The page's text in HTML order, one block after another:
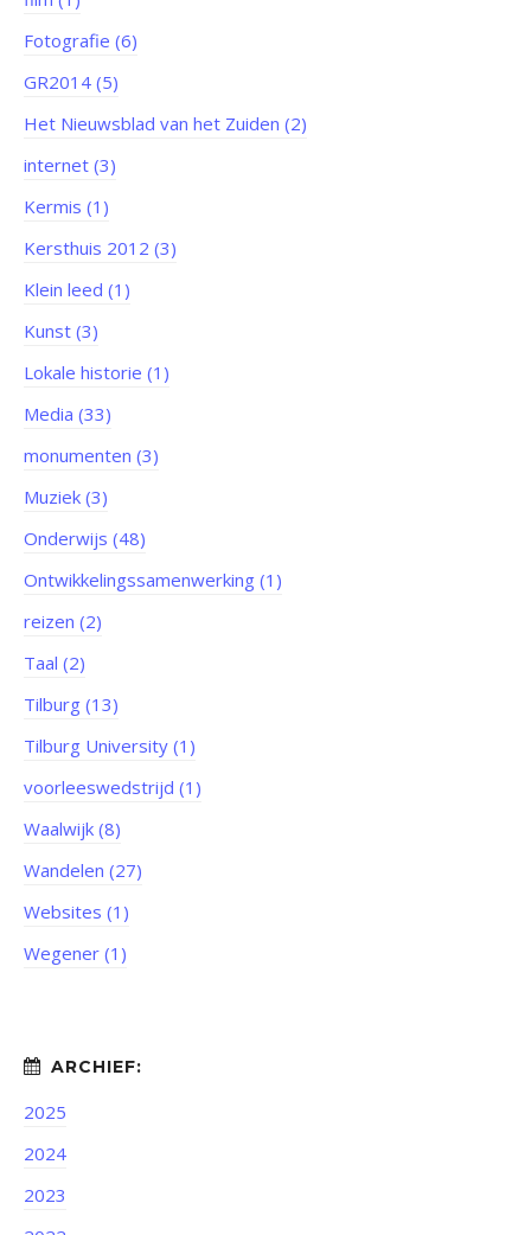
Fotografie (6)
GR2014 (5)
Het Nieuwsblad van het Zuiden (2)
internet (3)
Kermis (1)
Kersthuis 2012 (3)
Klein leed (1)
Kunst (3)
Lokale historie (1)
Media (33)
monumenten (3)
Muziek (3)
Onderwijs (48)
Ontwikkelingssamenwerking (1)
reizen (2)
Taal (2)
Tilburg (13)
Tilburg University (1)
voorleeswedstrijd (1)
Waalwijk (8)
Wandelen (27)
Websites (1)
Wegener (1)
2025
2024
2023